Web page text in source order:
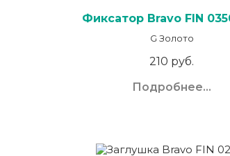
Фиксатор Bravo FIN
G Золото
210 руб.
Подробнее...